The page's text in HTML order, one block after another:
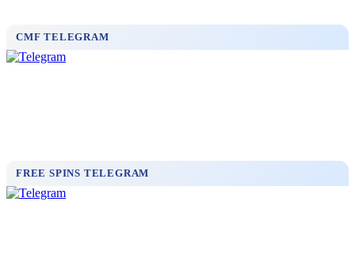
CMF TELEGRAM
FREE SPINS TELEGRAM